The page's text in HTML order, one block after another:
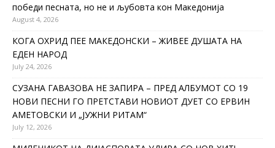
победи песната, но не и љубовта кон Македонија
August 4, 2026
КОГА ОХРИД ПЕЕ МАКЕДОНСКИ – ЖИВЕЕ ДУШАТА НА
ЕДЕН НАРОД
July 24, 2026
СУЗАНА ГАВАЗОВА НЕ ЗАПИРА – ПРЕД АЛБУМОТ СО 19
НОВИ ПЕСНИ ГО ПРЕТСТАВИ НОВИОТ ДУЕТ СО ЕРВИН
АМЕТОВСКИ И „ЈУЖНИ РИТАМ“
July 12, 2026